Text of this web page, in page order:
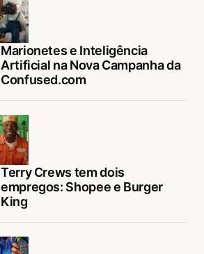
Marionetes e Inteligência
Artificial na Nova Campanha da
Confused.com
Terry Crews tem dois
empregos: Shopee e Burger
King